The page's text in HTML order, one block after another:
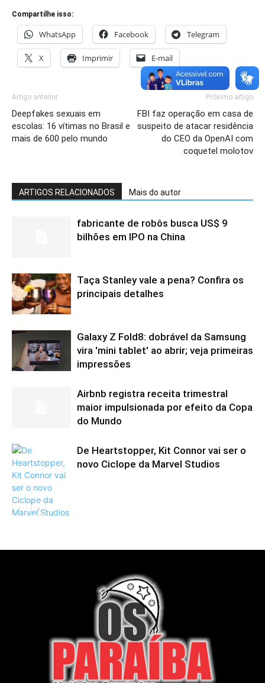
Compartilhe isso:
WhatsApp Facebook Telegram
X Imprimir E-mail
Artigo anterior
Deepfakes sexuais em
escolas: 16 vítimas no Brasil e
mais de 600 pelo mundo
Próximo artigo
FBI faz operação em casa de
suspeito de atacar residência
do CEO da OpenAI com
coquetel molotov
ARTIGOS RELACIONADOS Mais do autor
fabricante de robôs busca US$ 9
bilhões em IPO na China
Taça Stanley vale a pena? Confira os
principais detalhes
Galaxy Z Fold8: dobrável da Samsung
vira 'mini tablet' ao abrir; veja primeiras
impressões
Airbnb registra receita trimestral
maior impulsionada por efeito da Copa
do Mundo
De Heartstopper, Kit Connor vai ser o
novo Ciclope da Marvel Studios